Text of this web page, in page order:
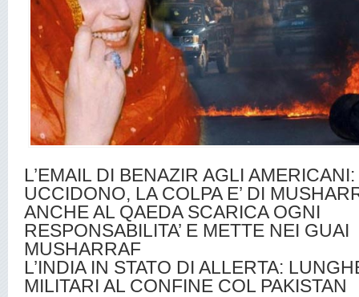
L’EMAIL DI BENAZIR AGLI AMERICANI:
UCCIDONO, LA COLPA E’ DI
ANCHE AL QAEDA SCARICA OGNI
RESPONSABILITA’ E METTE NEI GUAI
MUSHARRAF
L’INDIA IN STATO DI ALLERTA:
MILITARI AL CONFINE COL PAKISTAN